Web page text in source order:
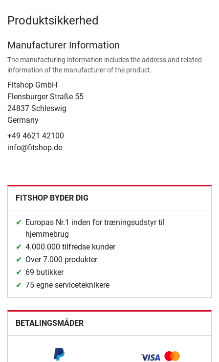
Produktsikkerhed
Manufacturer Information
The manufacturing information includes the address and related
information of the manufacturer of the product.
Fitshop GmbH
Flensburger Straße 55
24837 Schleswig
Germany
+49 4621 42100
info@fitshop.de
FITSHOP BYDER DIG
Europas Nr.1 inden for træningsudstyr til
hjemmebrug
4.000.000 tilfredse kunder
Over 7.000 produkter
69 butikker
75 egne serviceteknikere
BETALINGSMÅDER